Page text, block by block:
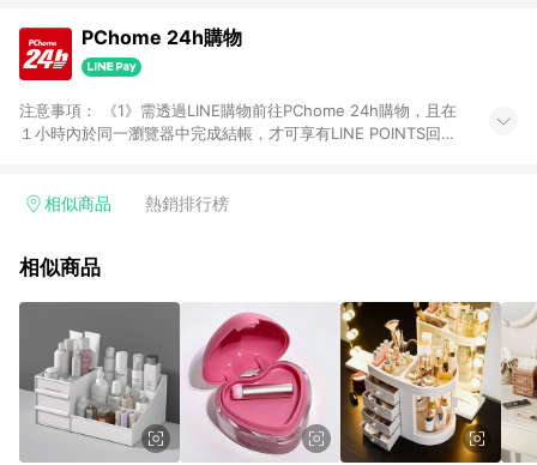
PChome 24h購物
注意事項： 《1》需透過LINE購物前往PChome 24h購物，且在
１小時內於同一瀏覽器中完成結帳，才可享有LINE POINTS回饋
在點數回饋範圍內。 《3》如取消訂單、退貨、購物中登出
品、票券、訂閱方案、PChome儲值商品、企業專區/企業採購、
值點數、點數/禮物卡 [2025/2/16起適用] - 票券全品項
[2026/6/2起適用] 《5》回饋點數的計算將會排除【訂單活動折
扣 (含折價券折扣)】、【P幣扣抵】、【現金積點扣抵】及【訂單
運費】等金額。 《6》符合LINE POINTS回饋資格之訂單將於商
家訂單頁面標示「LINE回饋」，若無此標示則 不符合回饋LINE
POINTS點數資格亦不得使用點數紅包 。 《7》LINE購物設有
「單一商品最高回饋點數」機制 (特殊活動時開放「回饋無上
相似商品 熱銷排行榜
相似商品